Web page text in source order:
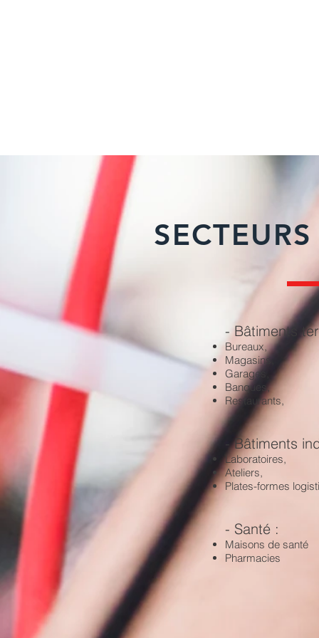
​- Bâtiments
Bureaux,
Magasins,
Garages,
Banques,
Restaurants,
- Bâtiments
Laboratoires,
Ateliers,
Plates-formes
- Santé :
Maisons de santé
Pharmacies